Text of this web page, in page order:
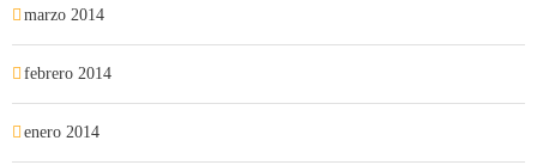
marzo 2014
febrero 2014
enero 2014